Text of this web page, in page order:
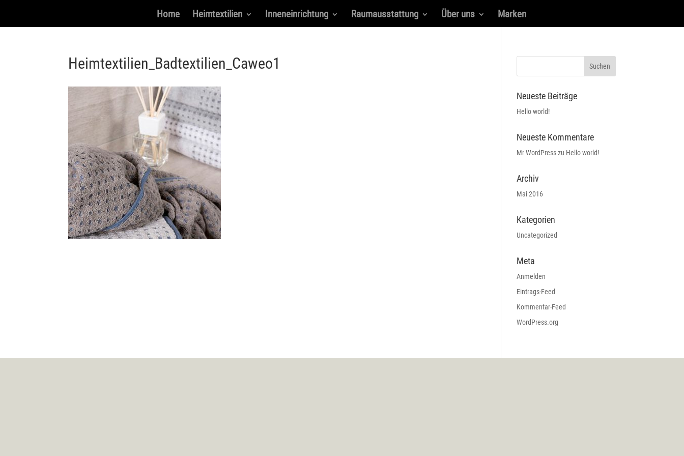
Home Heimtextilien Inneneinrichtung Raumausstattung Über uns Marken
Heimtextilien_Badtextilien_Caweo1
Neueste Beiträge
Hello world!
Neueste Kommentare
Mr WordPresszu Hello world!
Archiv
Mai 2016
Kategorien
Uncategorized
Meta
Anmelden
Eintrags-Feed
Kommentar-Feed
WordPress.org